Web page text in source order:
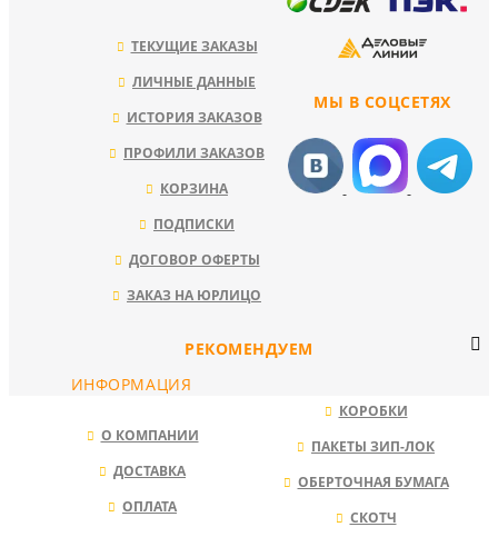
МЫ В СОЦСЕТЯХ
ТЕКУЩИЕ ЗАКАЗЫ
ЛИЧНЫЕ ДАННЫЕ
ИСТОРИЯ ЗАКАЗОВ
ПРОФИЛИ ЗАКАЗОВ
КОРЗИНА
ПОДПИСКИ
ДОГОВОР ОФЕРТЫ
ЗАКАЗ НА ЮРЛИЦО
РЕКОМЕНДУЕМ
КОРОБКИ
ПАКЕТЫ ЗИП-ЛОК
ОБЕРТОЧНАЯ БУМАГА
СКОТЧ
ИНФОРМАЦИЯ
О КОМПАНИИ
ДОСТАВКА
ОПЛАТА